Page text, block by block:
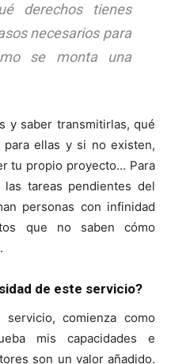
derechos tienes
necesarios para
se monta una
y saber transmitirlas, qué
ellas y si no existen,
tu propio proyecto… Para
tareas pendientes del
personas con infinidad
que no saben cómo
de este servicio?
comienza como
mis capacidades e
son un valor añadido.